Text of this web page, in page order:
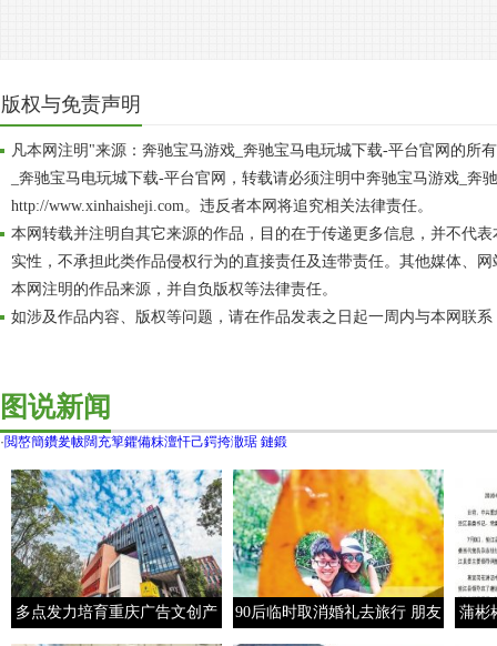
版权与免责声明
凡本网注明"来源：奔驰宝马游戏_奔驰宝马电玩城下载-平台官网的所
_奔驰宝马电玩城下载-平台官网，转载请必须注明中奔驰宝马游戏_奔
http://www.xinhaisheji.com。违反者本网将追究相关法律责任。
本网转载并注明自其它来源的作品，目的在于传递更多信息，并不代
实性，不承担此类作品侵权行为的直接责任及连带责任。其他媒体、
本网注明的作品来源，并自负版权等法律责任。
如涉及作品内容、版权等问题，请在作品发表之日起一周内与本网联
图说新闻
·閲嶅簡鑽夎帗闊充箰鑺備粖澶忓己鍔挎潵琚 鏈鍛
多点发力培育重庆广告文创产
90后临时取消婚礼去旅行 朋友
蒲彬